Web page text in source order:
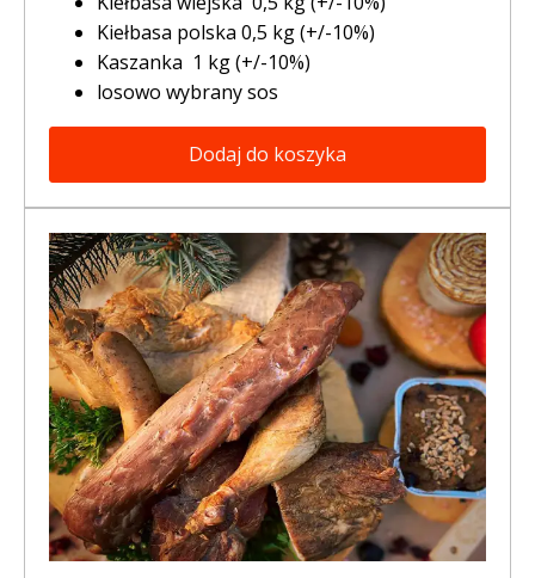
Kiełbasa polska 0,5 kg (+/-10%)
Kaszanka 1 kg (+/-10%)
losowo wybrany sos
Dodaj do koszyka